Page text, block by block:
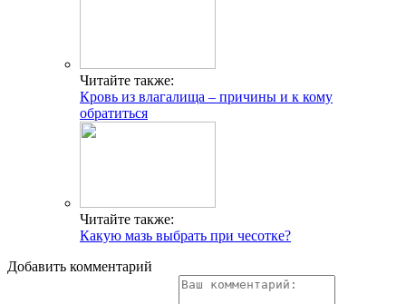
Читайте также:
Кровь из влагалища – причины и к кому
обратиться
Читайте также:
Какую мазь выбрать при чесотке?
Добавить комментарий